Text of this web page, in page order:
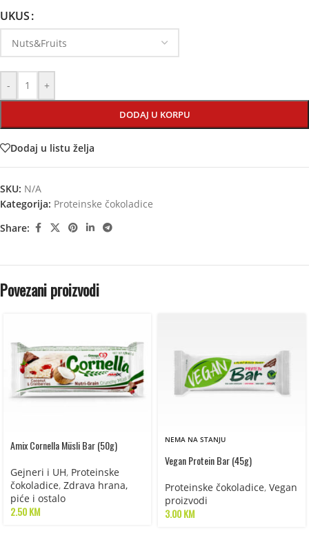
UKUS
- +
DODAJ U KORPU
Dodaj u listu želja
SKU: N/A
Kategorija: Proteinske čokoladice
Share:
Povezani proizvodi
Amix Cornella Müsli Bar (50g)
Gejneri i UH, Proteinske
čokoladice, Zdrava hrana,
piće i ostalo
2.50KM
NEMA NA STANJU
Vegan Protein Bar (45g)
Proteinske čokoladice, Vegan
proizvodi
3.00KM